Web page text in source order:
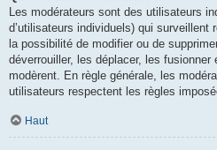
Les modérateurs sont des utilisateurs
d’utilisateurs individuels) qui
la possibilité de modifier ou de
déverrouiller, les déplacer, les fusionner
modèrent. En règle générale, les
utilisateurs respectent les règles
Haut